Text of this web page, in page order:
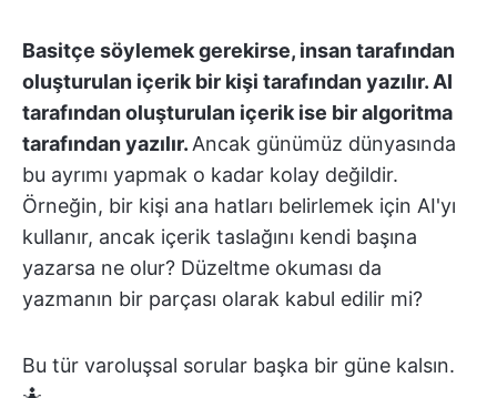
Basitçe söylemek gerekirse, insan tarafından
oluşturulan içerik bir kişi tarafından yazılır. AI
tarafından oluşturulan içerik ise bir algoritma
tarafından yazılır.Ancak günümüz dünyasında
bu ayrımı yapmak o kadar kolay değildir.
Örneğin, bir kişi ana hatları belirlemek için AI'yı
kullanır, ancak içerik taslağını kendi başına
yazarsa ne olur? Düzeltme okuması da
yazmanın bir parçası olarak kabul edilir mi?
Bu tür varoluşsal sorular başka bir güne kalsın.